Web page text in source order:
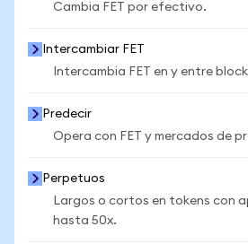
Cambia FET por efectivo.
Intercambiar FET
Intercambia FET en y entre
Predecir
Opera con FET y mercados de
Perpetuos
Largos o cortos en tokens con
hasta 50x.